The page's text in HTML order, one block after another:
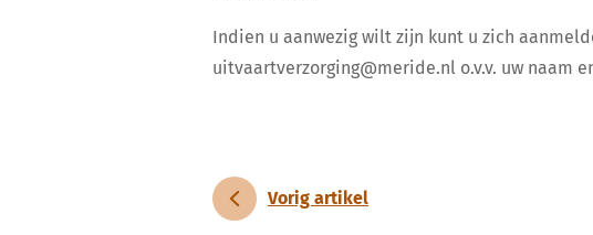
Indien u aanwezig wilt zijn kunt u zich
uitvaartverzorging@meride.nl o.v.v. uw naam
Vorig artikel